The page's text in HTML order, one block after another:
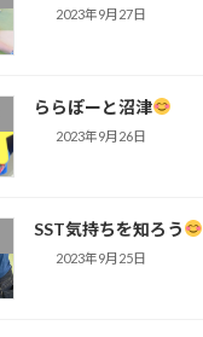
2023年9月27日
ららぽーと沼津
2023年9月26日
SST気持ちを知ろう
2023年9月25日